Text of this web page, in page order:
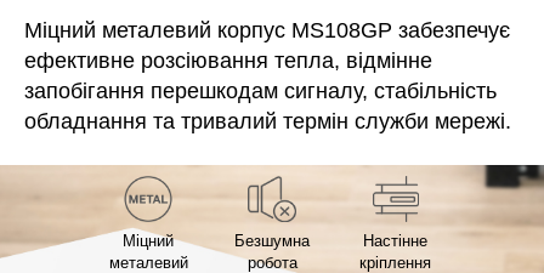
Міцний металевий корпус MS108GP забезпечує
ефективне розсіювання тепла, відмінне
запобігання перешкодам сигналу, стабільність
обладнання та тривалий термін служби мережі.
Міцний
металевий
Безшумна
робота
Настінне
кріплення